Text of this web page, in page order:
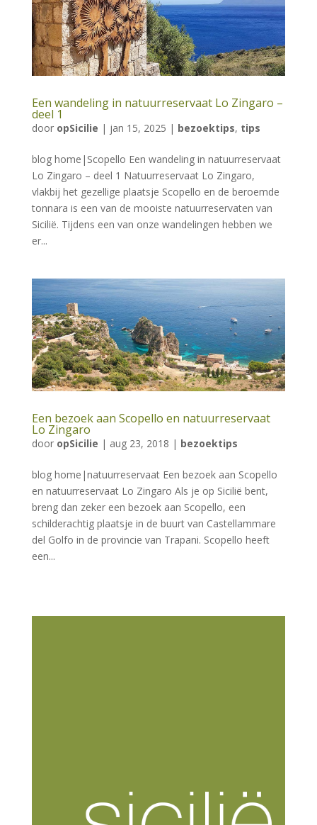
Een wandeling in natuurreservaat Lo Zingaro –
deel 1
door opSicilie | jan 15, 2025 | bezoektips, tips
blog home|Scopello Een wandeling in natuurreservaat
Lo Zingaro – deel 1 Natuurreservaat Lo Zingaro,
vlakbij het gezellige plaatsje Scopello en de beroemde
tonnara is een van de mooiste natuurreservaten van
Sicilië. Tijdens een van onze wandelingen hebben we
er...
Een bezoek aan Scopello en natuurreservaat
Lo Zingaro
door opSicilie | aug 23, 2018 | bezoektips
blog home|natuurreservaat Een bezoek aan Scopello
en natuurreservaat Lo Zingaro Als je op Sicilië bent,
breng dan zeker een bezoek aan Scopello, een
schilderachtig plaatsje in de buurt van Castellammare
del Golfo in de provincie van Trapani. Scopello heeft
een...